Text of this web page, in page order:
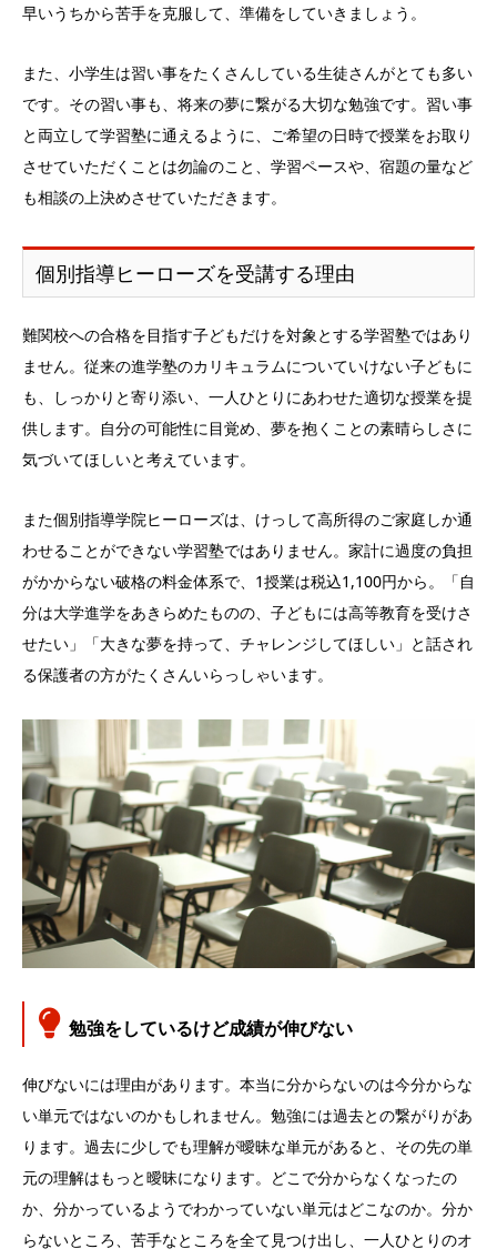
早いうちから苦手を克服して、準備をしていきましょう。
また、小学生は習い事をたくさんしている生徒さんがとても多い
です。その習い事も、将来の夢に繋がる大切な勉強です。習い事
と両立して学習塾に通えるように、ご希望の日時で授業をお取り
させていただくことは勿論のこと、学習ペースや、宿題の量など
も相談の上決めさせていただきます。
個別指導ヒーローズを受講する理由
難関校への合格を目指す子どもだけを対象とする学習塾ではあり
ません。従来の進学塾のカリキュラムについていけない子どもに
も、しっかりと寄り添い、一人ひとりにあわせた適切な授業を提
供します。自分の可能性に目覚め、夢を抱くことの素晴らしさに
気づいてほしいと考えています。
また個別指導学院ヒーローズは、けっして高所得のご家庭しか通
わせることができない学習塾ではありません。家計に過度の負担
がかからない破格の料金体系で、1授業は税込1,100円から。「自
分は大学進学をあきらめたものの、子どもには高等教育を受けさ
せたい」「大きな夢を持って、チャレンジしてほしい」と話され
る保護者の方がたくさんいらっしゃいます。
勉強をしているけど成績が伸びない
伸びないには理由があります。本当に分からないのは今分からな
い単元ではないのかもしれません。勉強には過去との繋がりがあ
ります。過去に少しでも理解が曖昧な単元があると、その先の単
元の理解はもっと曖昧になります。どこで分からなくなったの
か、分かっているようでわかっていない単元はどこなのか。分か
らないところ、苦手なところを全て見つけ出し、一人ひとりのオ